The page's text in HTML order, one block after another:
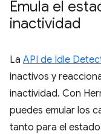
Emula el
inactividad
La API de Idle
inactivos y
inactividad. Con
puedes emular los
tanto para el